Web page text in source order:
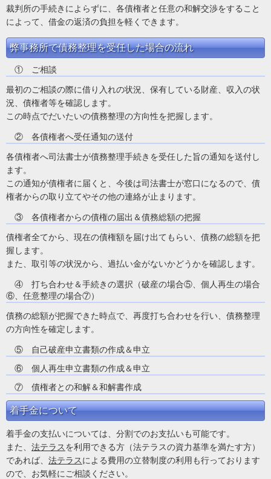
裁判所の手続きによらずに、各債権者と任意の和解交渉をすること
によって、借金の返済の負担を軽くできます。
弊事務所で債務整理を受任した場合の流れ
① ご相談
最初のご相談の際に借り入れの状況、保有している財産、収入の状
況、債権者等を確認します。
この時点でだいたいの債務整理の方向性を把握します。
② 各債権者へ受任通知の送付
各債権者へ司法書士が債務整理手続きを受任した旨の通知を送付し
ます。
この通知が債権者に届くと、今後は司法書士が窓口になるので、債
権者からの取り立てやその他の連絡が止まります。
③ 各債権者からの債権の届出＆債務総額の把握
債権者全てから、現在の債権額を届け出てもらい、債務の総額を把
握します。
また、取引等の状況から、過払い金がないかどうかを確認します。
④ 打ち合わせ＆手続きの選択（破産の場合⑤、個人再生の場合
⑥、任意整理の場合⑦）
債務の総額が把握できた時点で、再度打ち合わせを行い、債務整理
の方向性を確定します。
⑤ 自己破産申立書類の作成＆申立
⑥ 個人再生申立書類の作成＆申立
⑦ 債権者との和解＆和解書作成
着手金について
着手金の支払いについては、分割でのお支払いも可能です。
また、 法テラスを利用できる方（法テラスの資力基準を満たす方）
であれば、 法テラスによる費用の立替制度の利用も行っております
ので、お気軽にご相談ください。